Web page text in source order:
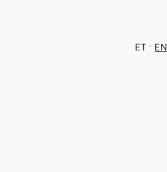
ET EN